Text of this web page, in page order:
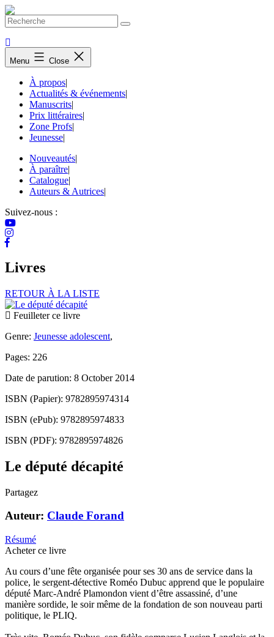
Skip
to
Menu Close
À propos|
Actualités & événements|
Manuscrits|
Prix littéraires|
Zone Profs|
Jeunesse|
Nouveautés|
À paraître|
Catalogue|
Auteurs & Autrices|
Suivez-nous :
Livres
RETOUR À LA LISTE
Feuilleter ce livre
Genre: Jeunesse adolescent,
Pages: 226
Date de parution: 8 October 2014
ISBN (Papier): 9782895974314
ISBN (ePub): 9782895974833
ISBN (PDF): 9782895974826
Le député décapité
Partagez
Auteur: Claude Forand
Résumé
Acheter ce livre
Au cours d’une fête organisée pour ses 30 ans de service dans la
police, le sergent-détective Roméo Dubuc apprend que le populaire
député Marc-André Plamondon vient d’être assassiné, d’une
manière sordide, le soir même de la fondation de son nouveau parti
politique, le PLIQ.